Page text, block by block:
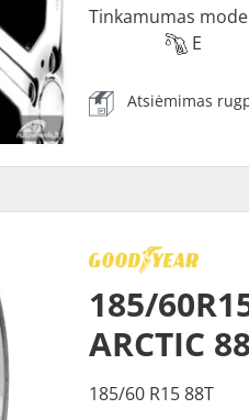
Tinkamumas
E
Atsiėmimas
185/
ARCTIC
185/60 R15 88T